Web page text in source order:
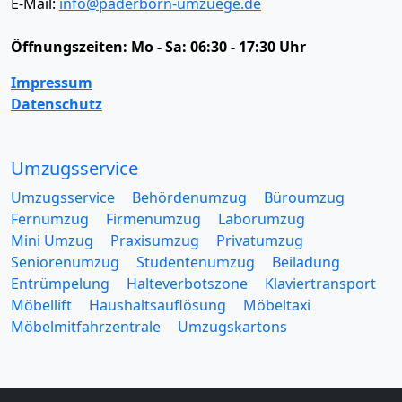
Öffnungszeiten: Mo - Sa: 06:30 - 17:30 Uhr
Impressum
Datenschutz
Umzugsservice
Umzugsservice Behördenumzug
Büroumzug
Fernumzug
Firmenumzug
Laborumzug
Mini Umzug
Praxisumzug
Privatumzug
Seniorenumzug
Studentenumzug
Beiladung
Entrümpelung
Halteverbotszone
Klaviertransport
Möbellift
Haushaltsauflösung
Möbeltaxi
Möbelmitfahrzentrale
Umzugskartons